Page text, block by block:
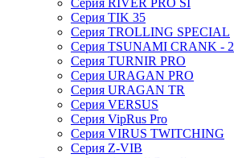
Серия RIVER PRO SI
Серия TIK 35
Серия TROLLING SPECIAL
Серия TSUNAMI CRANK - 2
Серия TURNIR PRO
Серия URAGAN PRO
Серия URAGAN TR
Серия VERSUS
Серия VipRus Pro
Серия VIRUS TWITCHING
Серия Z-VIB